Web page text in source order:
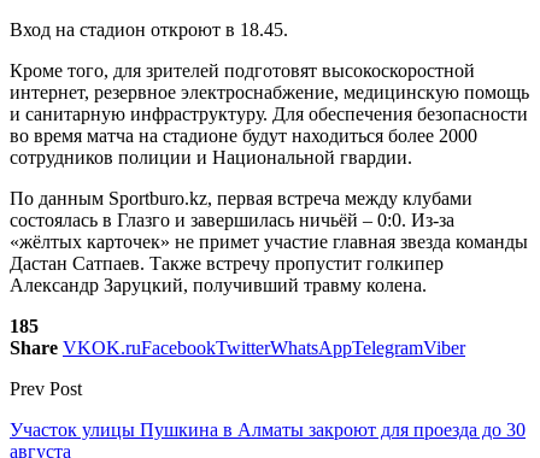
Вход на стадион откроют в 18.45.
Кроме того, для зрителей подготовят высокоскоростной
интернет, резервное электроснабжение, медицинскую помощь
и санитарную инфраструктуру. Для обеспечения безопасности
во время матча на стадионе будут находиться более 2000
сотрудников полиции и Национальной гвардии.
По данным Sportburo.kz, первая встреча между клубами
состоялась в Глазго и завершилась ничьёй – 0:0. Из-за
«жёлтых карточек» не примет участие главная звезда команды
Дастан Сатпаев. Также встречу пропустит голкипер
Александр Заруцкий, получивший травму колена.
185
Share VKOK.ruFacebookTwitterWhatsAppTelegramViber
Prev Post
Участок улицы Пушкина в Алматы закроют для проезда до 30
августа